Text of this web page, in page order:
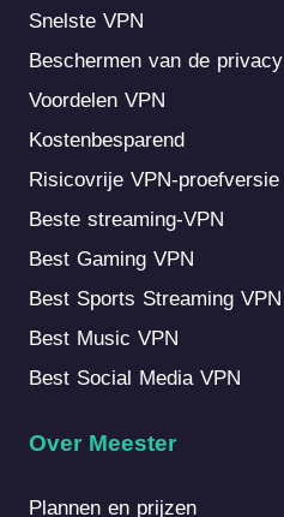
Snelste VPN
Beschermen van de privacy
Voordelen VPN
Kostenbesparend
Risicovrije VPN-proefversie
Beste streaming-VPN
Best Gaming VPN
Best Sports Streaming VPN
Best Music VPN
Best Social Media VPN
Over Meester
Plannen en prijzen